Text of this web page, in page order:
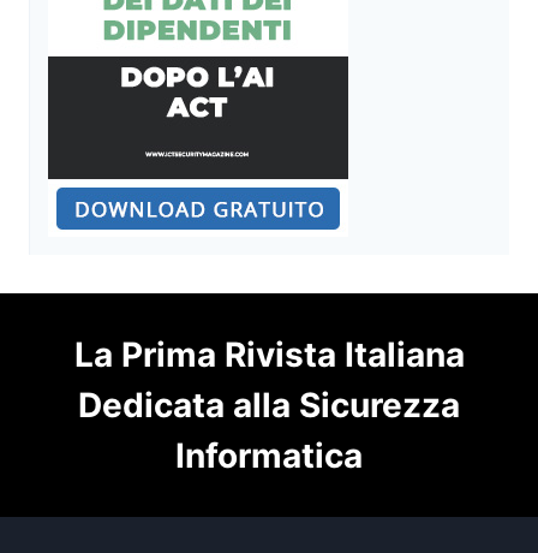
La Prima Rivista Italiana
Dedicata alla Sicurezza
Informatica